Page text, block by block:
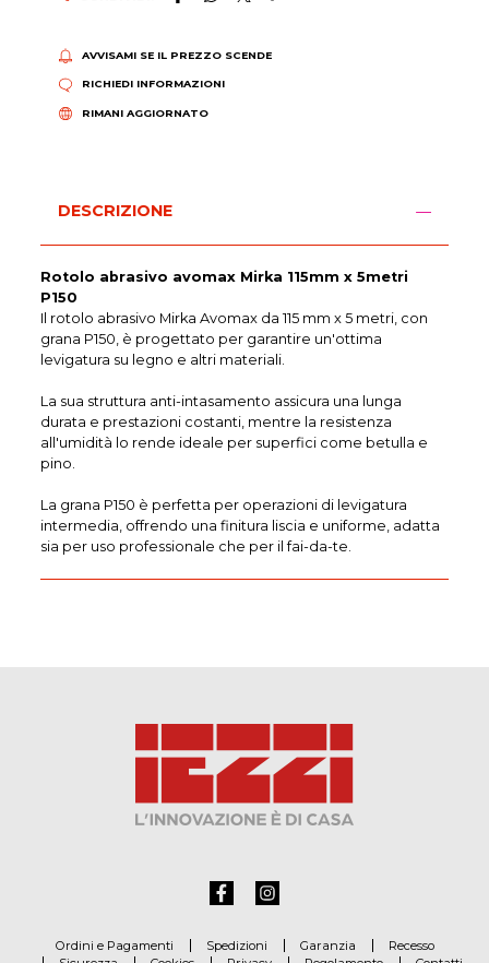
AVVISAMI SE IL PREZZO SCENDE
RICHIEDI INFORMAZIONI
RIMANI AGGIORNATO
DESCRIZIONE
Rotolo abrasivo avomax Mirka 115mm x 5metri
P150
Il rotolo abrasivo Mirka Avomax da 115 mm x 5 metri, con
grana P150, è progettato per garantire un'ottima
levigatura su legno e altri materiali.
La sua struttura anti-intasamento assicura una lunga
durata e prestazioni costanti, mentre la resistenza
all'umidità lo rende ideale per superfici come betulla e
pino.
La grana P150 è perfetta per operazioni di levigatura
intermedia, offrendo una finitura liscia e uniforme, adatta
sia per uso professionale che per il fai-da-te.
Ordini e Pagamenti Spedizioni Garanzia
Recesso